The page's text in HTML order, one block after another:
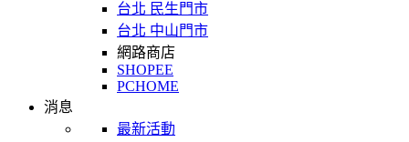
台北 民生門市
台北 中山門市
網路商店
SHOPEE
PCHOME
消息
最新活動